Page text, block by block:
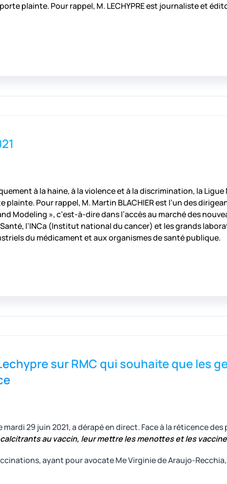
plainte. Pour rappel, M. LECHYPRE est journaliste et
à la haine, à la violence et à la discrimination, la
Pour rappel, M. Martin BLACHIER est l’un des
Modeling », c’est-à-dire dans l’accès au marché des
l’INCa (Institut national du cancer) et les grands
du médicament et aux organismes de santé publique.
sur RMC qui souhaite que les
29 juin 2021, a dérapé en direct. Face à la réticence
au vaccin, leur mettre les menottes et les
ayant pour avocate Me Virginie de Araujo-